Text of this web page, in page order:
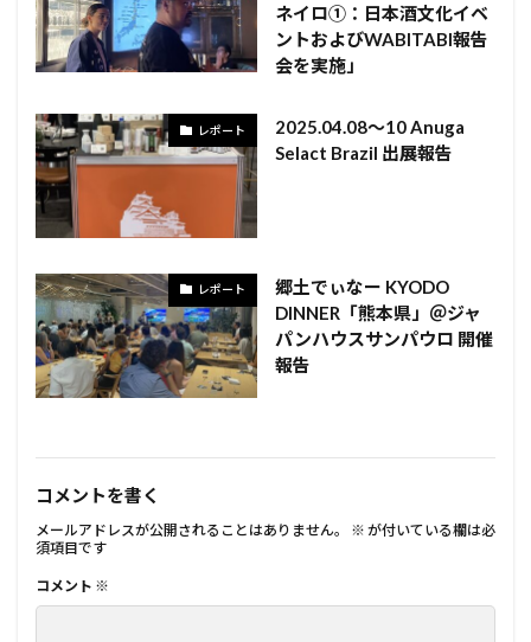
ネイロ①：日本酒文化イベ
ントおよびWABITABI報告
会を実施」
レポート
2025.04.08～10 Anuga
Selact Brazil 出展報告
レポート
郷土でぃなー KYODO
DINNER「熊本県」＠ジャ
パンハウスサンパウロ 開催
報告
コメントを書く
メールアドレスが公開されることはありません。 ※ が付いている欄は必
須項目です
コメント ※